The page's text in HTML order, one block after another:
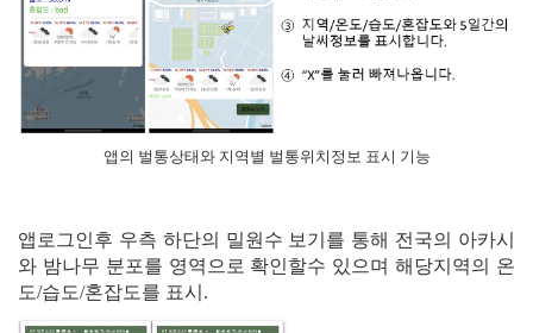
앱의 벌통상태와 지역별 벌통위치정보 표시 기능
앱로그인후 우측 하단의 밀원수 보기를 통해 전국의 아카시
와 밤나무 분포를 영역으로 확인할수 있으며 해당지역의 온
도/습도/혼잡도를 표시.